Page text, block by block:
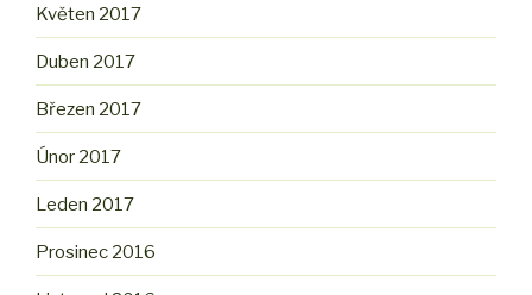
Květen 2017
Duben 2017
Březen 2017
Únor 2017
Leden 2017
Prosinec 2016